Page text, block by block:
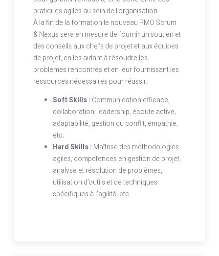
pratiques agiles au sein de l’organisation.
À la fin de la formation le nouveau PMO Scrum
& Nexus sera en mesure de fournir un soutien et
des conseils aux chefs de projet et aux équipes
de projet, en les aidant à résoudre les
problèmes rencontrés et en leur fournissant les
ressources nécessaires pour réussir.
Soft Skills : Communication efficace,
collaboration, leadership, écoute active,
adaptabilité, gestion du conflit, empathie,
etc.
Hard Skills : Maîtrise des méthodologies
agiles, compétences en gestion de projet,
analyse et résolution de problèmes,
utilisation d’outils et de techniques
spécifiques à l’agilité, etc.